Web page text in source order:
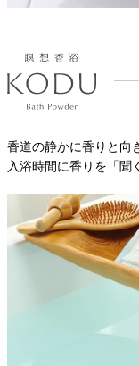
香道の静かに香りと向
入浴時間に香りを「聞